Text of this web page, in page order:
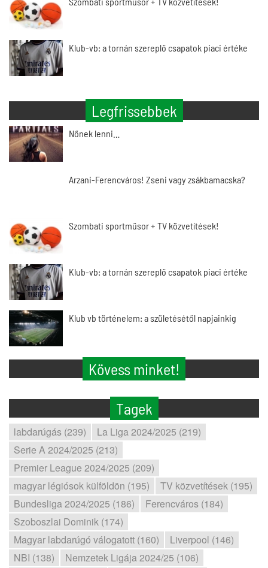
Klub-vb: a tornán szereplő csapatok piaci értéke
Legfrissebbek
Nőnek lenni…
Arzani-Ferencváros! Zseni vagy zsákbamacska?
Szombati sportműsor + TV közvetítések!
Klub-vb: a tornán szereplő csapatok piaci értéke
Klub vb történelem: a születésétől napjainkig
Kövess minket!
Tagek
labdarúgás (239)
La Liga 2024/2025 (219)
Serie A 2024/2025 (213)
Premier League 2024/2025 (209)
magyar légiósok külföldön (195)
TV közvetítések (195)
Bundesliga 2024/2025 (186)
Ferencváros (184)
Szoboszlai Dominik (174)
Magyar labdarúgó válogatott (160)
Liverpool (146)
NBI (138)
Nemzetek Ligája 2024/25 (106)